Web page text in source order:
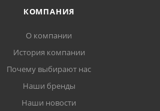
КОМПАНИЯ
О компании
История компании
Почему выбирают нас
Наши бренды
Наши новости